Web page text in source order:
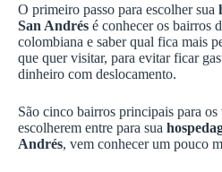
O primeiro passo para escolher sua
San Andrés é conhecer os bairros
colombiana e saber qual fica mais
que quer visitar, para evitar ficar
dinheiro com deslocamento.
São cinco bairros principais para os
escolherem entre para sua
Andrés, vem conhecer um pouco